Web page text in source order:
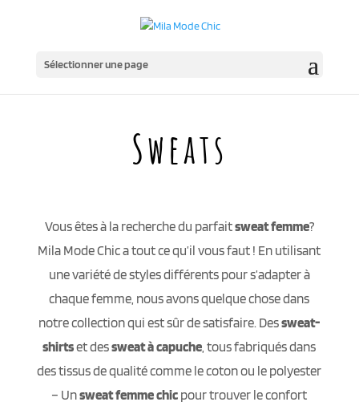
Sélectionner une page
Sweats
Vous êtes à la recherche du parfaitsweat femme?
Mila Mode Chic a tout ce qu’il vous faut ! En utilisant
une variété de styles différents pour s’adapter à
chaque femme, nous avons quelque chose dans
notre collection qui est sûr de satisfaire. Dessweat-
shirtset dessweat à capuche, tous fabriqués dans
des tissus de qualité comme le coton ou le polyester
– Unsweat femme chic pour trouver le confort